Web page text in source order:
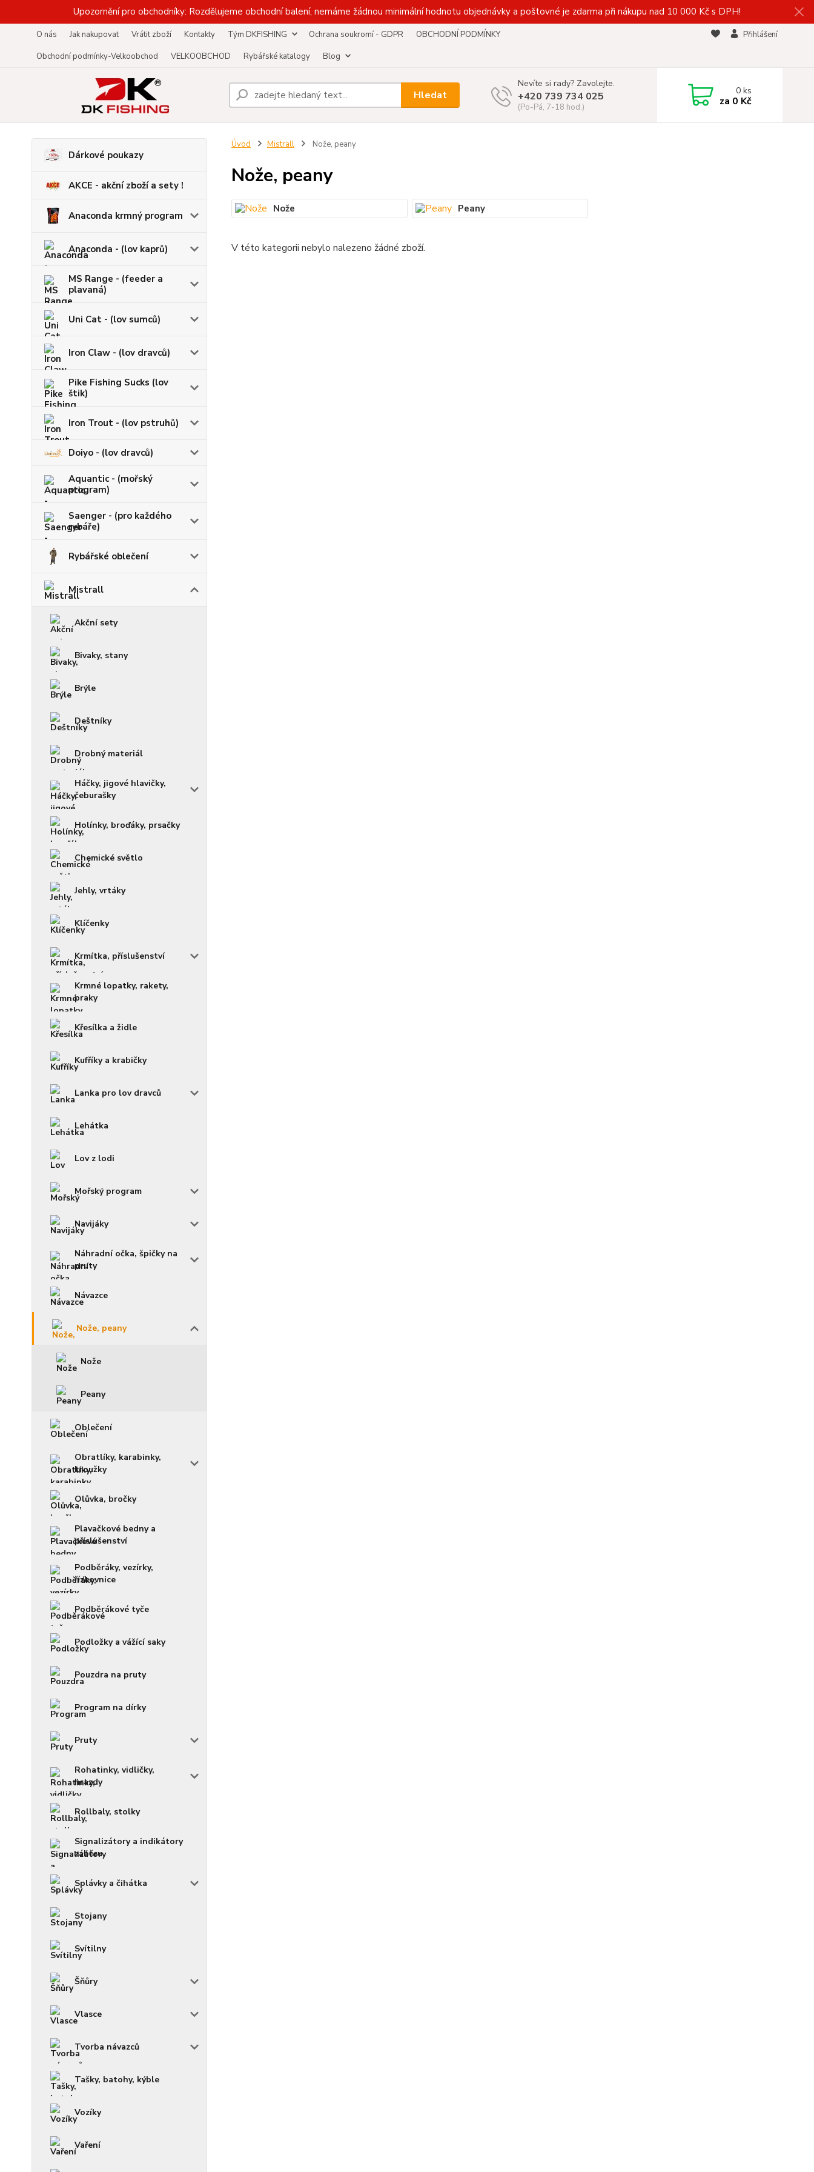
Upozornění pro obchodníky: Rozdělujeme obchodní balení, nemáme žádnou minimální hodnotu objednávky a poštovné je zdarma při nákupu nad 10 000 Kč s DPH!
O nás Jak nakupovat Vrátit zboží Kontakty Tým DKFISHING Ochrana soukromí - GDPR
OBCHODNÍ PODMÍNKY
Obchodní podmínky-Velkoobchod
VELKOOBCHOD Rybářské katalogy Blog
Přihlášení
Hledat
Nevíte si rady? Zavolejte.
+420 739 734 025
(Po-Pá, 7-18 hod.)
0ks
za 0 Kč
Dárkové poukazy
AKCE - akční zboží a sety !
Anaconda krmný program
Anaconda - (lov kaprů)
MS Range - (feeder a
plavaná)
Uni Cat - (lov sumců)
Iron Claw - (lov dravců)
Pike Fishing Sucks (lov
štik)
Iron Trout - (lov pstruhů)
Doiyo - (lov dravců)
Aquantic - (mořský
program)
Saenger - (pro každého
rybáře)
Rybářské oblečení
Mistrall
Akční sety
Bivaky, stany
Brýle
Deštníky
Drobný materiál
Háčky, jigové hlavičky,
čeburašky
Holínky, broďáky, prsačky
Chemické světlo
Jehly, vrtáky
Klíčenky
Krmítka, příslušenství
Krmné lopatky, rakety,
praky
Křesílka a židle
Kufříky a krabičky
Lanka pro lov dravců
Lehátka
Lov z lodi
Mořský program
Navijáky
Náhradní očka, špičky na
pruty
Návazce
Nože, peany
Nože
Peany
Oblečení
Obratlíky, karabinky,
kroužky
Olůvka, bročky
Plavačkové bedny a
příslušenství
Podběráky, vezírky,
řízkovnice
Podběrákové tyče
Podložky a vážící saky
Pouzdra na pruty
Program na dírky
Pruty
Rohatinky, vidličky,
hrazdy
Rollbaly, stolky
Signalizátory a indikátory
záběru
Splávky a čihátka
Stojany
Svítilny
Šňůry
Vlasce
Tvorba návazců
Tašky, batohy, kýble
Vozíky
Vaření
Úvod Mistrall Nože, peany
Nože, peany
Nože Peany
V této kategorii nebylo nalezeno žádné zboží.